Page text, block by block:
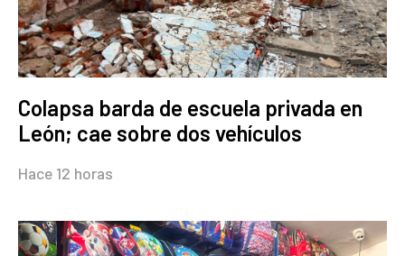
Colapsa barda de escuela privada en
León; cae sobre dos vehículos
Hace 12 horas